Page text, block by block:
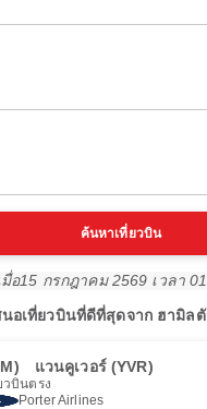
ค้นหาเที่ยวบิน
อ15 กรกฎาคม 2569 เวลา
อเที่ยวบินที่ดีที่สุดจาก ฮามิล
แวนคูเวอร์ (YVR)
วบินตรง
Porter Airlines